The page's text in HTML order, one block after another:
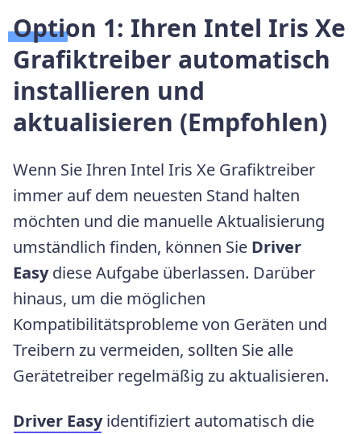
Option 1: Ihren Intel Iris Xe
Grafiktreiber automatisch
installieren und
aktualisieren (Empfohlen)
Wenn Sie Ihren Intel Iris Xe Grafiktreiber
immer auf dem neuesten Stand halten
möchten und die manuelle Aktualisierung
umständlich finden, können Sie Driver
Easydiese Aufgabe überlassen. Darüber
hinaus, um die möglichen
Kompatibilitätsprobleme von Geräten und
Treibern zu vermeiden, sollten Sie alle
Gerätetreiber regelmäßig zu aktualisieren.
Driver Easyidentifiziert automatisch die